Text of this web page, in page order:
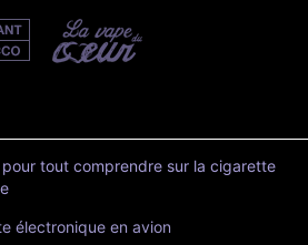
tout comprendre sur la cigarette
électronique en avion